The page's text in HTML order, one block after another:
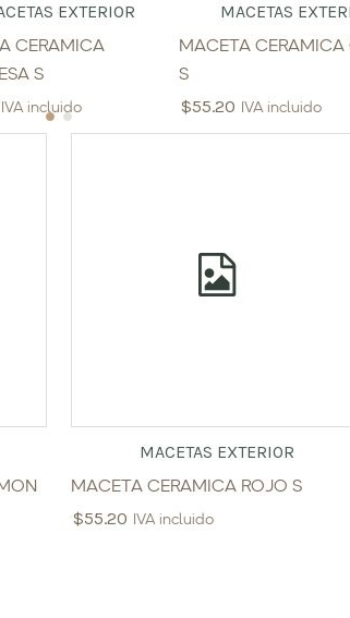
EXTERIOR
CERAMICA
S
IVA incluido
MACETAS
MACETA CERAMICA
S
$55.20 IVA incluido
MACETAS EXTERIOR
MACETA CERAMICA ROJO S
$55.20 IVA incluido